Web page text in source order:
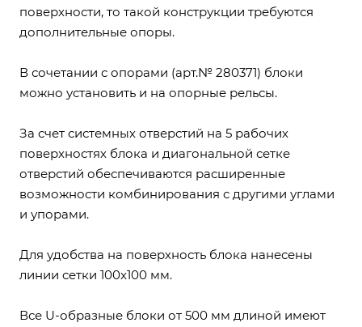
поверхности, то такой конструкции требуются
дополнительные опоры.
В сочетании с опорами (арт.№ 280371) блоки
можно установить и на опорные рельсы.
За счет системных отверстий на 5 рабочих
поверхностях блока и диагональной сетке
отверстий обеспечиваются расширенные
возможности комбинирования с другими углами
и упорами.
Для удобства на поверхность блока нанесены
линии сетки 100x100 мм.
Все U-образные блоки от 500 мм длиной имеют